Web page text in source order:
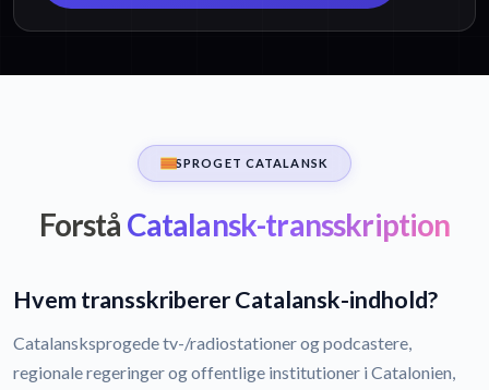
SPROGET CATALANSK
Forstå Catalansk-transskription
Hvem transskriberer Catalansk-indhold?
Catalansksprogede tv-/radiostationer og podcastere,
regionale regeringer og offentlige institutioner i Catalonien,